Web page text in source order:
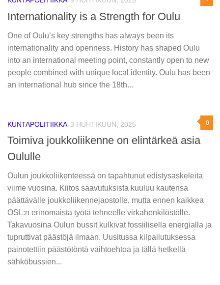
Internationality is a Strength for Oulu
One of Oulu’s key strengths has always been its
internationality and openness. History has shaped Oulu
into an international meeting point, constantly open to new
people combined with unique local identity. Oulu has been
an international hub since the 18th...
0
KUNTAPOLITIIKKA 3 HUHTIKUUN, 2025
Toimiva joukkoliikenne on elintärkeä asia
Oululle
Oulun joukkoliikenteessä on tapahtunut edistysaskeleita
viime vuosina. Kiitos saavutuksista kuuluu kautensa
päättävälle joukkoliikennejaostolle, mutta ennen kaikkea
OSL:n erinomaista työtä tehneelle virkahenkilöstölle.
Takavuosina Oulun bussit kulkivat fossiilisella energialla ja
tupruttivat päästöjä ilmaan. Uusitussa kilpailutuksessa
painotettiin päästötöntä vaihtoehtoa ja tällä hetkellä
sähköbussien...